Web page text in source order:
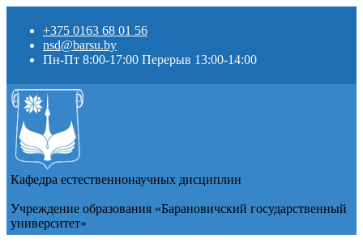
+375 0163 68 01 56
nsd@barsu.by
Пн-Пт 8:00-17:00 Перерыв 13:00-14:00
Кафедра естественнонаучных дисциплин
Учреждение образования «Барановичский государственный
университет»